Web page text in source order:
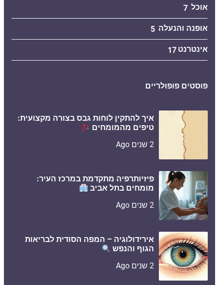
אוכל 7
אופנה והנעלה 5
אינטרנט 17
פוסטים פופולריים
איך להתקין לוחות גבס בצורה מקצועית:
טיפים מהמומחים
2 שנים Ago
פיזיותרפיה מתקדמת במרכז העיר:
מומחים בתל אביב
2 שנים Ago
אירידולוגיה – המפה הסודית לבריאות
הגוף והנפש
2 שנים Ago